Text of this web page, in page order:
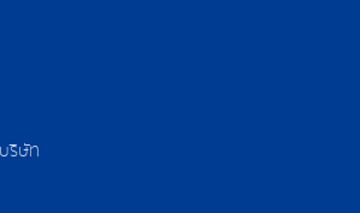
ริษัท